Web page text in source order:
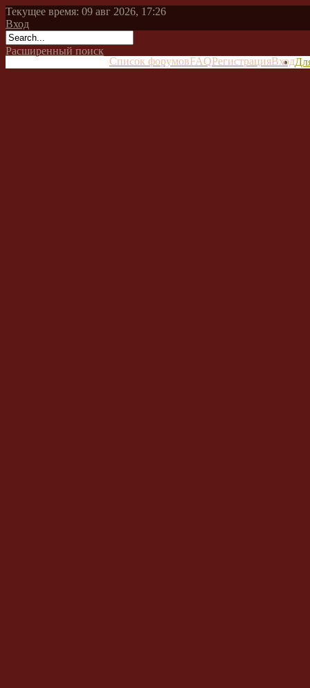
Текущее время: 09 авг 2026, 17:26
Вход
Расширенный поиск
Список форумовFAQРегистрацияВход